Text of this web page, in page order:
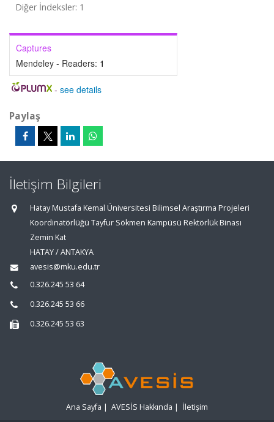
Diğer İndeksler: 1
Captures
Mendeley - Readers: 1
- see details
Paylaş
İletişim Bilgileri
Hatay Mustafa Kemal Üniversitesi Bilimsel Araştırma Projeleri
Koordinatörlüğü Tayfur Sökmen Kampüsü Rektörlük Binası
Zemin Kat
HATAY / ANTAKYA
avesis@mku.edu.tr
0.326.245 53 64
0.326.245 53 66
0.326.245 53 63
Ana Sayfa | AVESİS Hakkında | İletişim